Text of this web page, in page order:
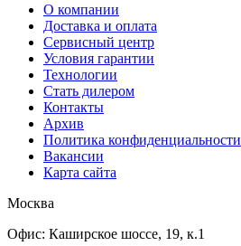
О компании
Доставка и оплата
Сервисный центр
Условия гарантии
Технологии
Стать дилером
Контакты
Архив
Политика конфиденциальности
Вакансии
Карта сайта
Москва
Офис: Каширское шоссе, 19, к.1